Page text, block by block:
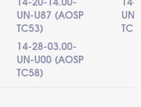
UN-U87 (AOSP
TC53)
14-28-03.00-
UN-U00 (AOSP
TC58)
UN-